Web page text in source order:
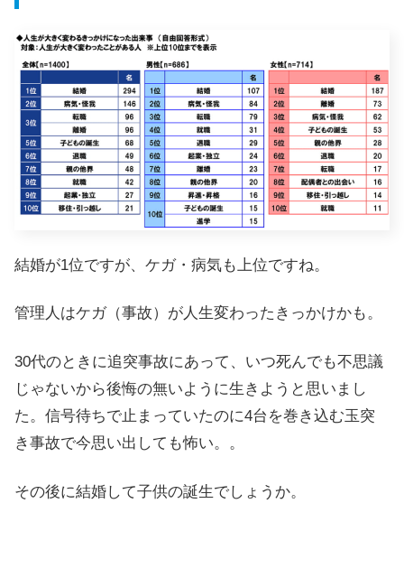
結婚が1位ですが、ケガ・病気も上位ですね。
管理人はケガ（事故）が人生変わったきっかけかも。
30代のときに追突事故にあって、いつ死んでも不思議
じゃないから後悔の無いように生きようと思いまし
た。信号待ちで止まっていたのに4台を巻き込む玉突
き事故で今思い出しても怖い。。
その後に結婚して子供の誕生でしょうか。